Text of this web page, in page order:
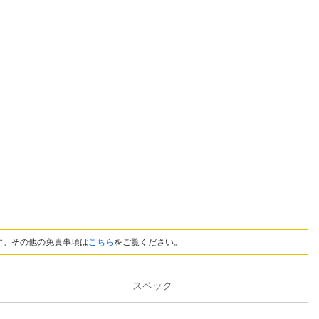
その他の免責事項はこちら をご覧ください。
スペック